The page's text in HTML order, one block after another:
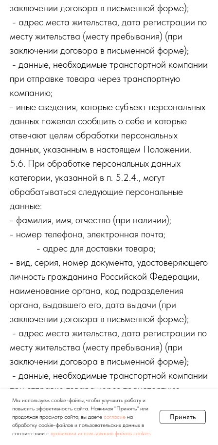
заключении договора в письменной форме);
- адрес места жительства, дата регистрации по
месту жительства (месту пребывания) (при
заключении договора в письменной форме);
- данные, необходимые транспортной компании
при отправке товара через транспортную
компанию;
- иные сведения, которые субъект персональных
данных пожелал сообщить о себе и которые
отвечают целям обработки персональных
данных, указанным в настоящем Положении.
5.6. При обработке персональных данных
категории, указанной в п. 5.2.4., могут
обрабатываться следующие персональные
данные:
- фамилия, имя, отчество (при наличии);
- номер телефона, электронная почта;
- адрес для доставки товара;
- вид, серия, номер документа, удостоверяющего
личность гражданина Российской Федерации,
наименование органа, код подразделения
органа, выдавшего его, дата выдачи (при
заключении договора в письменной форме);
- адрес места жительства, дата регистрации по
месту жительства (месту пребывания) (при
заключении договора в письменной форме);
- данные, необходимые транспортной компании
при отправке товара через транспортную
компанию;
- сведения о документе, подтверждающим
полномочия на представления интересов
Мы используем cookie-файлы, чтобы улучшить работу и
повысить эффективность сайта. Нажимая "Принять" или
продолжая просмотр сайта, вы даете согласие на
обработку cookie-файлов и пользовательских данных в
соответствии с правилами использования файлов cookies
Принять